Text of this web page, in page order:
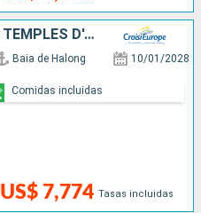
DU DELTA DU MÉKONG AUX TEMPLES D'ANGKOR, HANOÏ ET LA BAIE D'ALONG (FORMULE PORT/PORT)
Baia de Halong 10/01/2028
US$ 7,774 Tasas incluidas
Comidas incluidas